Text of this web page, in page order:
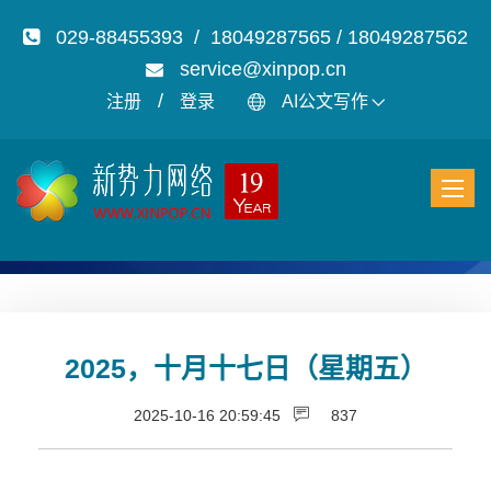
029-88455393 / 18049287565 / 18049287562
service@xinpop.cn
注册 / 登录 AI公文写作
2025，十月十七日（星期五）
2025-10-16 20:59:45 837